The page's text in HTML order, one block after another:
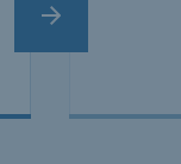
Nächster Slide